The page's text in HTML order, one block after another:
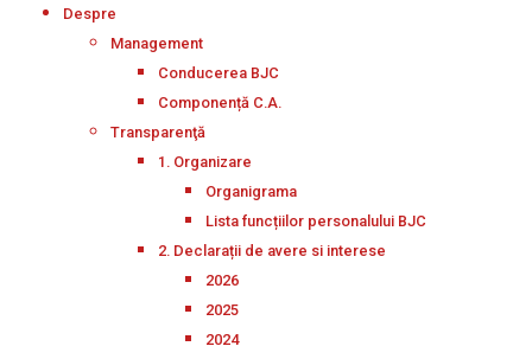
Despre
Management
Conducerea BJC
Componență C.A.
Transparenţă
1. Organizare
Organigrama
Lista funcțiilor personalului BJC
2. Declarații de avere si interese
2026
2025
2024